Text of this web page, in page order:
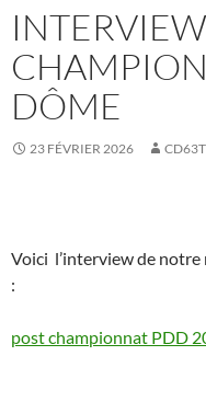
DÔME
23 FÉVRIER 2026
Voici l’interview de
:
post championnat PDD